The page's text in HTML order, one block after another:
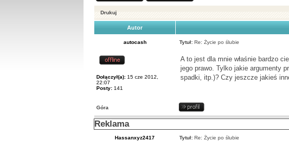
Drukuj
Autor
autocash Tytuł: Re: Życie po ślubie
Dołączył(a): 15 cze 2012,
22:07
Posty: 141
A to jest dla mnie właśnie bardzo
jego prawo. Tylko jakie argumenty
spadki, itp.)? Czy jeszcze jakieś
Góra
Reklama
Hassanxyz2417 Tytuł: Re: Życie po ślubie